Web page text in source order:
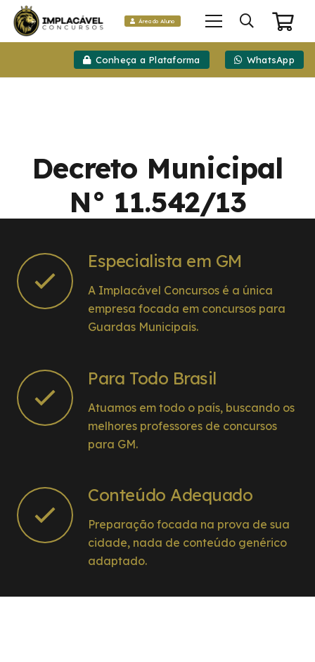
Área do Aluno
Conheça a Plataforma WhatsApp
Decreto Municipal
N° 11.542/13
Especialista em GM
A Implacável Concursos é a única
empresa focada em concursos para
Guardas Municipais.
Para Todo Brasil
Atuamos em todo o país, buscando os
melhores professores de concursos
para GM.
Conteúdo Adequado
Preparação focada na prova de sua
cidade, nada de conteúdo genérico
adaptado.